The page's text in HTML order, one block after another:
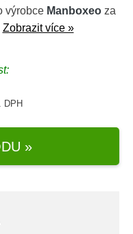
výrobce Manboxeoza
Zobrazit více »
DPH
»